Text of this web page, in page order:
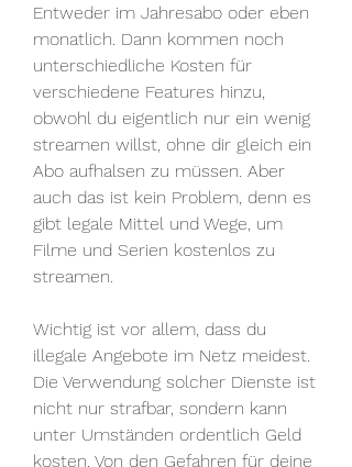
Entweder im Jahresabo oder eben
monatlich. Dann kommen noch
unterschiedliche Kosten für
verschiedene Features hinzu,
obwohl du eigentlich nur ein wenig
streamen willst, ohne dir gleich ein
Abo aufhalsen zu müssen. Aber
auch das ist kein Problem, denn es
gibt legale Mittel und Wege, um
Filme und Serien kostenlos zu
streamen.
Wichtig ist vor allem, dass du
illegale Angebote im Netz meidest.
Die Verwendung solcher Dienste ist
nicht nur strafbar, sondern kann
unter Umständen ordentlich Geld
kosten. Von den Gefahren für deine